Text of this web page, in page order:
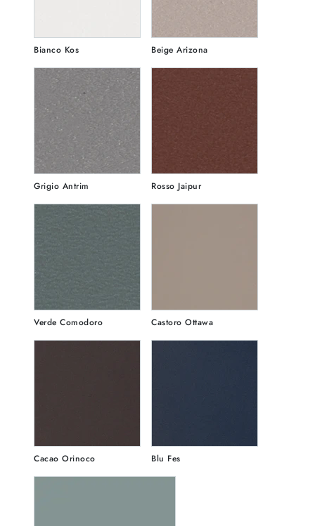
Bianco Kos Beige Arizona
Grigio Antrim Rosso Jaipur
Verde Comodoro Castoro Ottawa
Cacao Orinoco Blu Fes